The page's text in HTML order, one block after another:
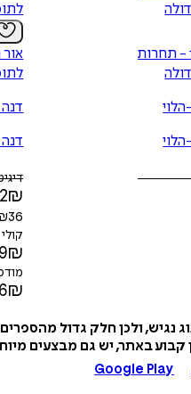
אור נגד פז 1 - תחרות
₪
36
קולי
₪
₪
נגיש, ולכן חלק גדול
באתר, יש גם מבצעים
Google Play